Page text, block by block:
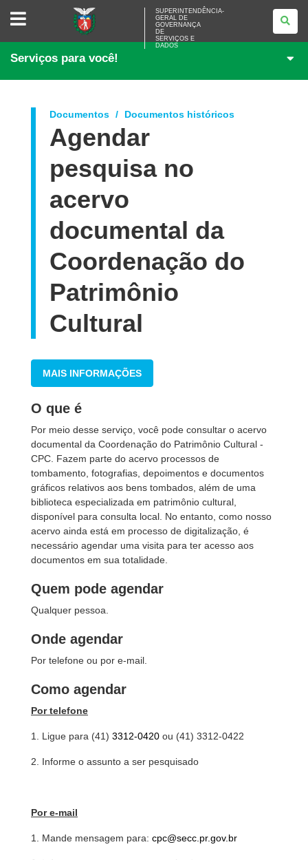
SUPERINTENDÊNCIA-
<BR>GOVERNANÇA
SERVIÇOS
DADOS
SUPERINTENDÊNCIA-
GERAL DE
GOVERNANÇA
DE
SERVIÇOS E
DADOS
Serviços para você!
Documentos Documentos históricos
Agendar
pesquisa no
acervo
documental da
Coordenação do
Patrimônio
Cultural
MAIS INFORMAÇÕES
O que é
Por meio desse serviço, você pode consultar o acervo
documental da Coordenação do Patrimônio Cultural -
CPC. Fazem parte do acervo processos de
tombamento, fotografias, depoimentos e documentos
gráficos relativos aos bens tombados, além de uma
biblioteca especializada em patrimônio cultural,
disponível para consulta local. No entanto, como nosso
acervo ainda está em processo de digitalização, é
necessário agendar uma visita para ter acesso aos
documentos em sua totalidade.
Quem pode agendar
Qualquer pessoa.
Onde agendar
Por telefone ou por e-mail.
Como agendar
Por telefone
1. Ligue para (41) 3312-0420 ou (41) 3312-0422
2. Informe o assunto a ser pesquisado
Por e-mail
1. Mande mensagem para: cpc@secc.pr.gov.br